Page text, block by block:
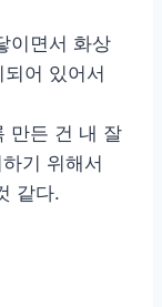
이면서 화상
어 있어서
만든 건 내 잘
기 위해서
같다.